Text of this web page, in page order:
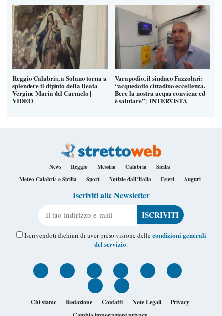
Reggio Calabria, a Solano torna a
splendere il dipinto della Beata
Vergine Maria del Carmelo |
VIDEO
Varapodio, il sindaco Fazzolari:
“acquedotto cittadino eccellenza.
Bere la nostra acqua conviene ed
è salutare” | INTERVISTA
News Reggio Messina Calabria
Sicilia
Meteo Calabria e Sicilia
Sport Notizie dall’Italia Esteri Auguri
Iscriviti alla Newsletter
Iscrivendoti dichiari di aver preso visione dellecondizioni generali
del servizio.
Chi siamo Redazione Contatti Note Legali
Privacy